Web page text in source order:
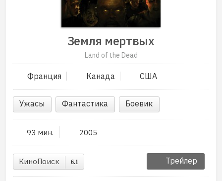
Земля мертвых
Land of the Dead
Франция Канада США
Ужасы Фантастика Боевик
93 мин. 2005
КиноПоиск 6.1 Трейлер